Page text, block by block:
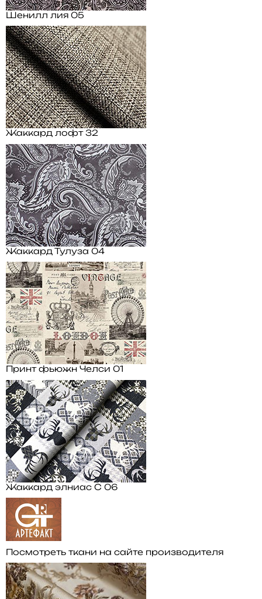
Шенилл лия 05
Жаккард лофт 32
Жаккард Тулуза 04
Принт фьюжн Челси 01
Жаккард элниас С 06
Посмотреть ткани на сайте производителя